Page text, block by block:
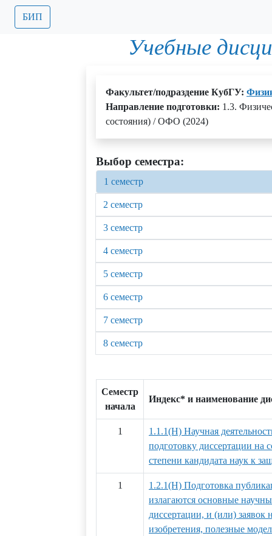
БИП
Учебные
Факультет/подраздение КубГУ:
Направление подготовки: 1.3.
состояния) / ОФО (2024)
Выбор семестра:
1 семестр
2 семестр
3 семестр
4 семестр
5 семестр
6 семестр
7 семестр
8 семестр
Семестр
начала
Индекс* и наименование
1
1.1.1(Н) Научная
подготовку диссертации на
степени кандидата наук к
1
1.2.1(Н) Подготовка
излагаются основные
диссертации, и (или) заявок
изобретения, полезные